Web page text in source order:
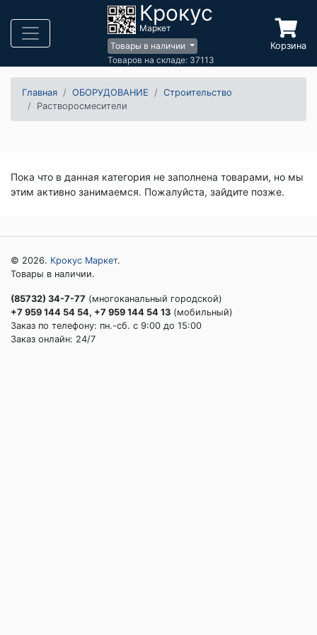
Крокус
Маркет
Товары в наличии
Товаров на складе: 37113
Корзина
Главная ОБОРУДОВАНИЕ
Строительство
Растворосмесители
Пока что в данная категория не заполнена товарами, но мы
этим активно занимаемся. Пожалуйста, зайдите позже.
© 2026. Крокус Маркет.
Товары в наличии.
(85732) 34-7-77 (многоканальный городской)
+7 959 144 54 54, +7 959 144 54 13 (мобильный)
Заказ по телефону: пн.-сб. c 9:00 до 15:00
Заказ онлайн: 24/7